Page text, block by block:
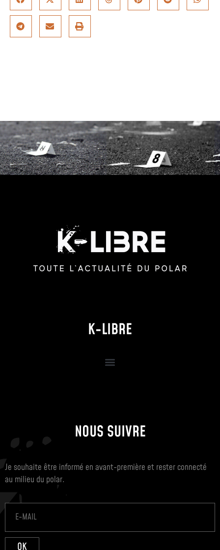
K-LIBRE
NOUS SUIVRE
Je souhaite être informé en avant-première et rester connecté
au milieu du polar.
OK